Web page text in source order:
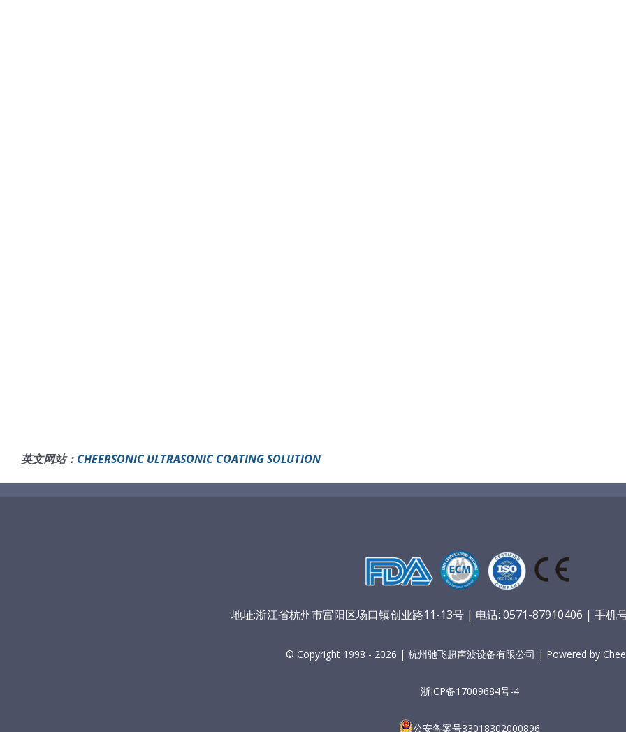
英文网站： CHEERSONIC ULTRASONIC COATING SOLUTION
地址:浙江省杭州市富阳区场口镇创业路11-13号 | 电话: 0571-87910406 | 手机
© Copyright 1998 - 2026 | 杭州驰飞超声波设备有限公司 | Powered by
浙ICP备17009684号-4
公安备案号33018302000896